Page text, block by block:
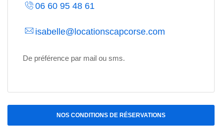
06 60 95 48 61
isabelle@locationscapcorse.com
De préférence par mail ou sms.
NOS CONDITIONS DE RÉSERVATIONS